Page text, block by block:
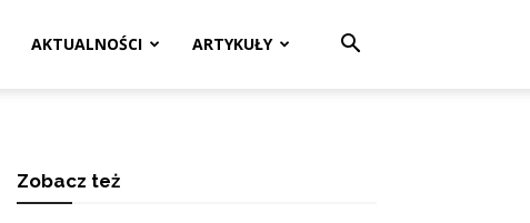
AKTUALNOŚCI ARTYKUŁY
Zobacz też